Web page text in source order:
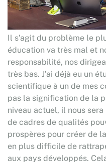
Il s’agit du problème le
éducation va très mal et
responsabilité, nos
très bas. J’ai déjà eu un
scientifique à un de mes
pas la signification de la
niveau actuel, il nous
de cadres de qualités
prospères pour créer de
en plus difficile de
aux pays développés.